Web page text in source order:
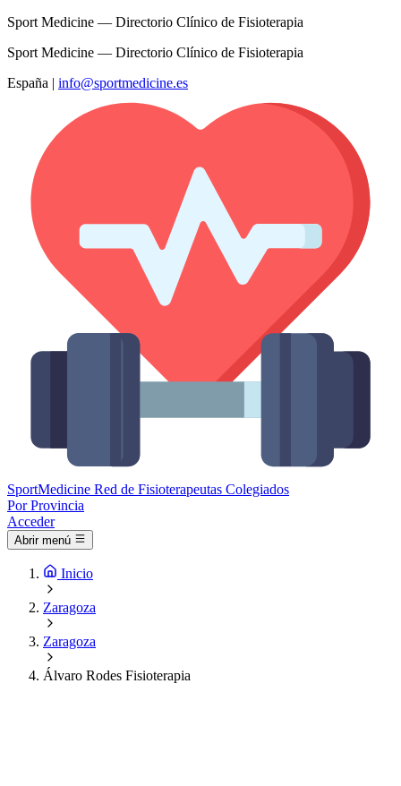
Sport Medicine — Directorio Clínico de Fisioterapia
Sport Medicine — Directorio Clínico de Fisioterapia
España | info@sportmedicine.es
SportMedicine Red de Fisioterapeutas Colegiados
Por Provincia
Acceder
Abrir menú
Inicio
Zaragoza
Zaragoza
Álvaro Rodes Fisioterapia